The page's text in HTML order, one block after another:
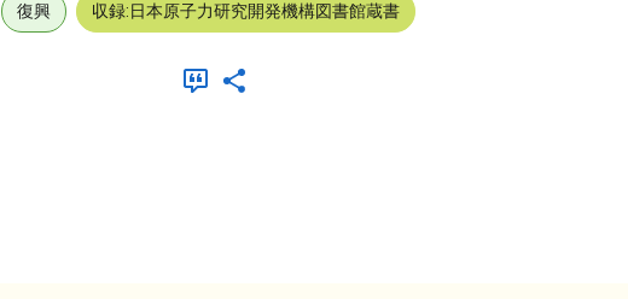
復興 収録:日本原子力研究開発機構図書館蔵書